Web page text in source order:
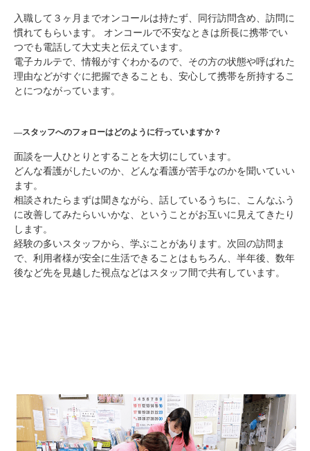
入職して３ヶ月までオンコールは持たず、同行訪問含め、訪問に
慣れてもらいます。 オンコールで不安なときは所長に携帯でい
つでも電話して大丈夫と伝えています。
電子カルテで、情報がすぐわかるので、その方の状態や呼ばれた
理由などがすぐに把握できることも、安心して携帯を所持するこ
とにつながっています。
―スタッフへのフォローはどのように行っていますか？
面談を一人ひとりとすることを大切にしています。
どんな看護がしたいのか、どんな看護が苦手なのかを聞いていい
ます。
相談されたらまずは聞きながら、話しているうちに、こんなふう
に改善してみたらいいかな、ということがお互いに見えてきたり
します。
経験の多いスタッフから、学ぶことがあります。次回の訪問ま
で、利用者様が安全に生活できることはもちろん、半年後、数年
後など先を見越した視点などはスタッフ間で共有しています。